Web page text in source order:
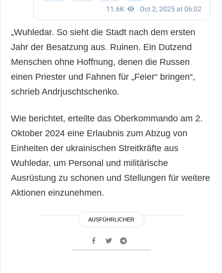
„Wuhledar. So sieht die Stadt nach dem ersten
Jahr der Besatzung aus. Ruinen. Ein Dutzend
Menschen ohne Hoffnung, denen die Russen
einen Priester und Fahnen für „Feier“ bringen“,
schrieb Andrjuschtschenko.
Wie berichtet, erteilte das Oberkommando am 2.
Oktober 2024 eine Erlaubnis zum Abzug von
Einheiten der ukrainischen Streitkräfte aus
Wuhledar, um Personal und militärische
Ausrüstung zu schonen und Stellungen für weitere
Aktionen einzunehmen.
AUSFÜHRLICHER